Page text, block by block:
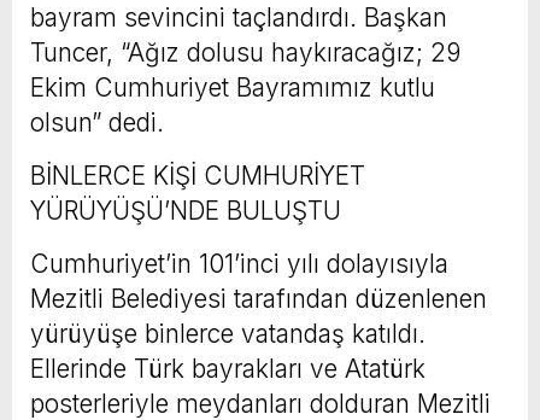
bayram sevincini taçlandırdı. Başkan
Tuncer, “Ağız dolusu haykıracağız; 29
Ekim Cumhuriyet Bayramımız kutlu
olsun” dedi.
BİNLERCE KİŞİ CUMHURİYET
YÜRÜYÜŞÜ’NDE BULUŞTU
Cumhuriyet’in 101’inci yılı dolayısıyla
Mezitli Belediyesi tarafından düzenlenen
yürüyüşe binlerce vatandaş katıldı.
Ellerinde Türk bayrakları ve Atatürk
posterleriyle meydanları dolduran Mezitli